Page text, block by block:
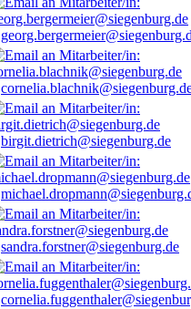
birgit.dietrich@siegenburg.de
sandra.forstner@siegenburg.de